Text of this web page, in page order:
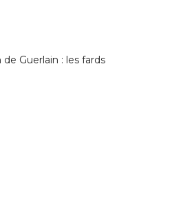
Guerlain : les fards